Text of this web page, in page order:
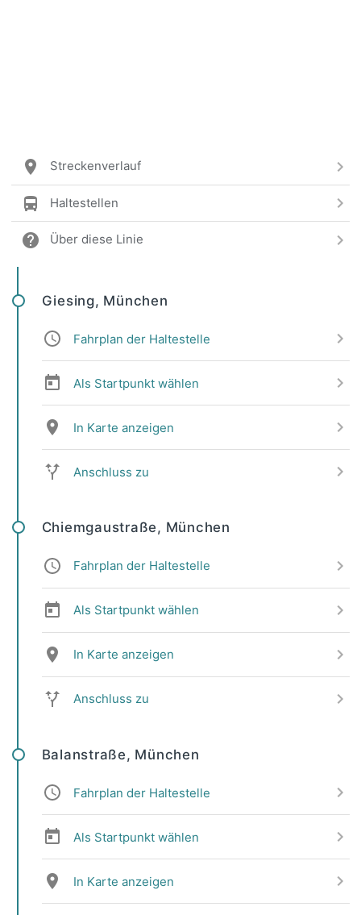
Streckenverlauf
Haltestellen
Über diese Linie
Giesing, München
Fahrplan der Haltestelle
Als Startpunkt wählen
In Karte anzeigen
Anschluss zu
Chiemgaustraße, München
Fahrplan der Haltestelle
Als Startpunkt wählen
In Karte anzeigen
Anschluss zu
Balanstraße, München
Fahrplan der Haltestelle
Als Startpunkt wählen
In Karte anzeigen